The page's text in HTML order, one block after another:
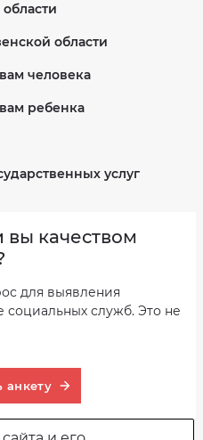
области
человека
ребенка
услуг
качеством
для выявления
социальных служб. Это не
анкету